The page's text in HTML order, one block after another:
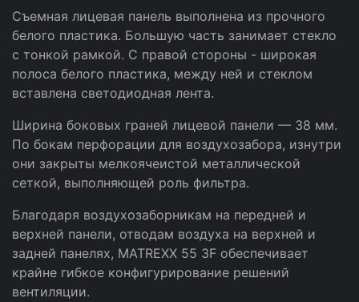
Съемная лицевая панель выполнена из прочного
белого пластика. Большую часть занимает стекло
с тонкой рамкой. С правой стороны - широкая
полоса белого пластика, между ней и стеклом
вставлена светодиодная лента.
Ширина боковых граней лицевой панели — 38 мм.
По бокам перфорации для воздухозабора, изнутри
они закрыты мелкоячеистой металлической
сеткой, выполняющей роль фильтра.
Благодаря воздухозаборникам на передней и
верхней панели, отводам воздуха на верхней и
задней панелях, MATREXX 55 3F обеспечивает
крайне гибкое конфигурирование решений
вентиляции.